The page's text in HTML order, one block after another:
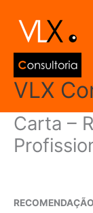
para
conteúdo
VLX
Carta –